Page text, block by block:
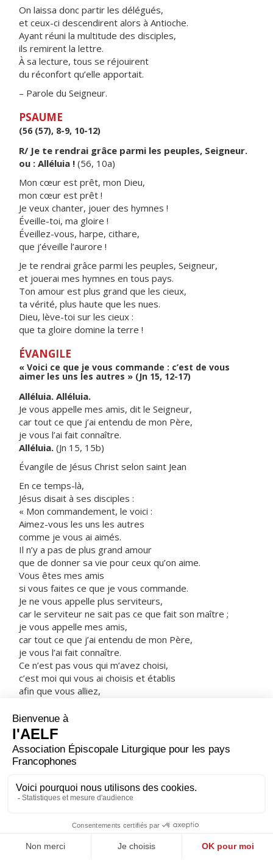
On laissa donc partir les délégués,
et ceux-ci descendirent alors à Antioche.
Ayant réuni la multitude des disciples,
ils remirent la lettre.
À sa lecture, tous se réjouirent
du réconfort qu’elle apportait.
– Parole du Seigneur.
PSAUME
(56 (57), 8-9, 10-12)
R/ Je te rendrai grâce parmi les peuples, Seigneur.
ou : Alléluia ! (56, 10a)
Mon cœur est prêt, mon Dieu,
mon cœur est prêt !
Je veux chanter, jouer des hymnes !
Éveille-toi, ma gloire !
Éveillez-vous, harpe, cithare,
que j’éveille l’aurore !
Je te rendrai grâce parmi les peuples, Seigneur,
et jouerai mes hymnes en tous pays.
Ton amour est plus grand que les cieux,
ta vérité, plus haute que les nues.
Dieu, lève-toi sur les cieux :
que ta gloire domine la terre !
ÉVANGILE
« Voici ce que je vous commande : c’est de vous
aimer les uns les autres » (Jn 15, 12-17)
Alléluia. Alléluia.
Je vous appelle mes amis, dit le Seigneur,
car tout ce que j’ai entendu de mon Père,
je vous l’ai fait connaître.
Alléluia. (Jn 15, 15b)
Évangile de Jésus Christ selon saint Jean
En ce temps-là,
Jésus disait à ses disciples :
« Mon commandement, le voici :
Aimez-vous les uns les autres
comme je vous ai aimés.
Il n’y a pas de plus grand amour
que de donner sa vie pour ceux qu’on aime.
Vous êtes mes amis
si vous faites ce que je vous commande.
Je ne vous appelle plus serviteurs,
car le serviteur ne sait pas ce que fait son maître ;
je vous appelle mes amis,
car tout ce que j’ai entendu de mon Père,
je vous l’ai fait connaître.
Ce n’est pas vous qui m’avez choisi,
c’est moi qui vous ai choisis et établis
afin que vous alliez,
et que votre fruit demeure.
Alors, tout ce que vous demanderez au Père en mon
nom,
il vous le donnera.
Voici ce que je vous commande :
c’est de vous aimer les uns les autres. »
– Acclamons la Parole de Dieu.